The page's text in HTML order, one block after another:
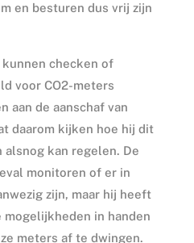
en besturen dus vrij zijn
checken of
voor CO2-meters
aan de aanschaf van
daarom kijken hoe hij dit
alsnog kan regelen. De
monitoren of er in
zijn, maar hij heeft
in handen
meters af te dwingen.